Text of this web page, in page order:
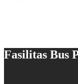
Fasilitas Bus